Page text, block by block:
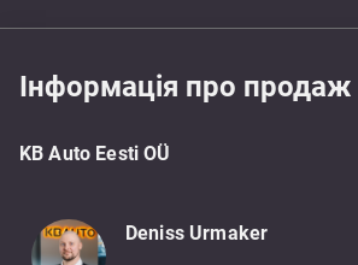
Інформація про продаж
KB Auto Eesti OÜ
Deniss Urmaker